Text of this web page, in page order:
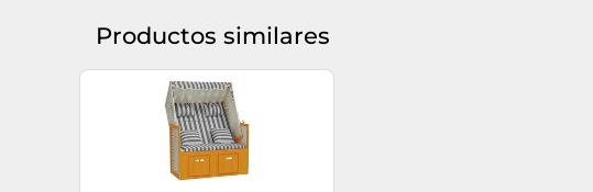
Productos similares